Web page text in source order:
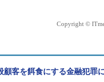
Copyright ©
顧客を餌食にする金融犯罪